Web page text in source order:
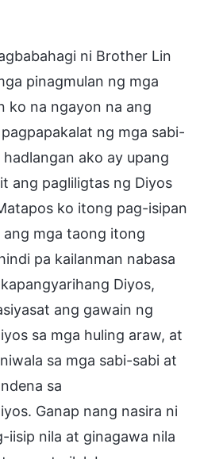
ni Brother Lin
pinagmulan ng mga
ko na ngayon na ang
ng mga sabi-
ako ay upang
ang pagliligtas ng Diyos
ko itong pag-isipan
mga taong itong
pa kailanman nabasa
Diyos,
ang gawain ng
sa mga huling araw, at
sa mga sabi-sabi at
sa
Ganap nang nasira ni
iisip nila at ginagawa nila